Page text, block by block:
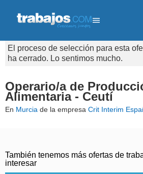
El proceso de selección para esta
ha cerrado. Lo sentimos mucho.
Operario/a de
Alimentaria - Ceutí
En Murcia de la empresa Crit Interim
También tenemos más ofertas de
interesar